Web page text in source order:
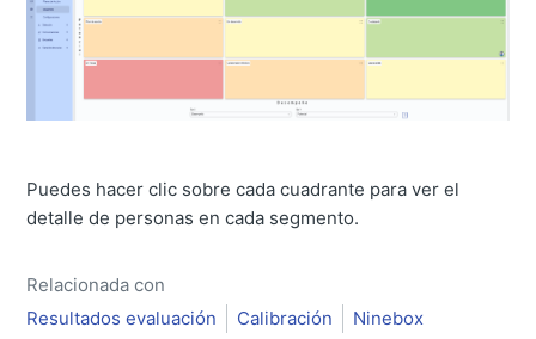
Puedes hacer clic sobre cada cuadrante para ver el
detalle de personas en cada segmento.
Relacionada con
Resultados evaluación
Calibración Ninebox